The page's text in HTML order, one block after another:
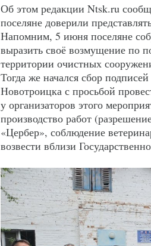
Об этом редакции Ntsk.ru
поселяне доверили
Напомним, 5 июня поселяне
выразить своё возмущение по
территории очистных
Тогда же начался сбор
Новотроицка с просьбой
у организаторов этого
производство работ
«Цербер», соблюдение
возвести вблизи